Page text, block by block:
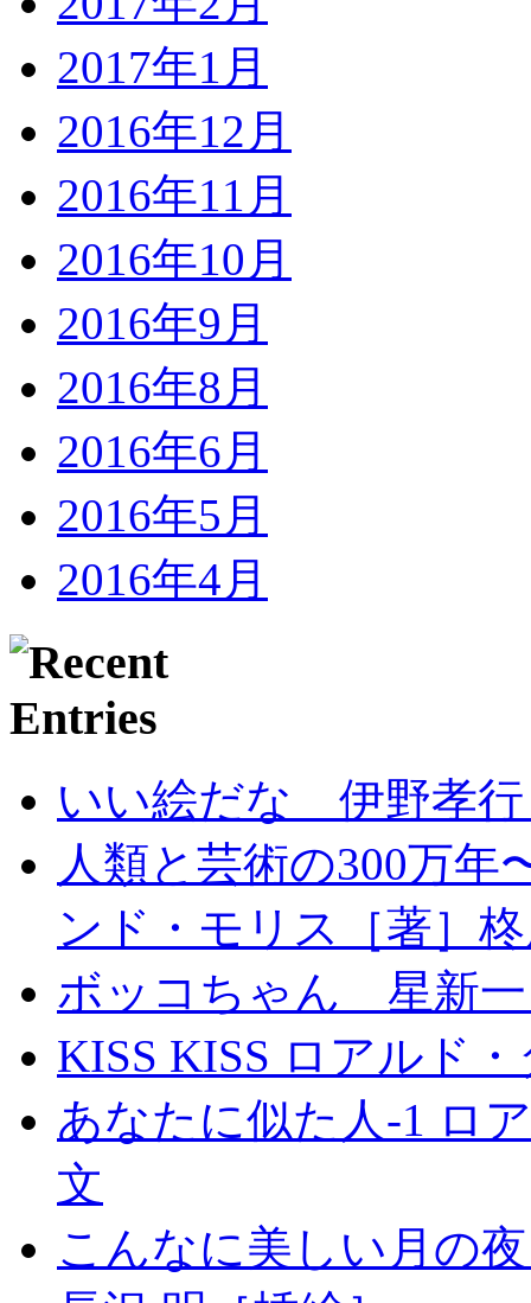
2017年1月
2016年12月
2016年11月
2016年10月
2016年9月
2016年8月
2016年6月
2016年5月
2016年4月
いい絵だな 伊野孝行
人類と芸術の300万
ンド・モリス［著］
ボッコちゃん 星新
KISS KISS ロアルド
あなたに似た人-1 ロ
文
こんなに美しい月の